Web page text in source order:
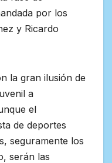
por los
y Ricardo
la gran ilusión de
a
el
de deportes
seguramente los
serán las